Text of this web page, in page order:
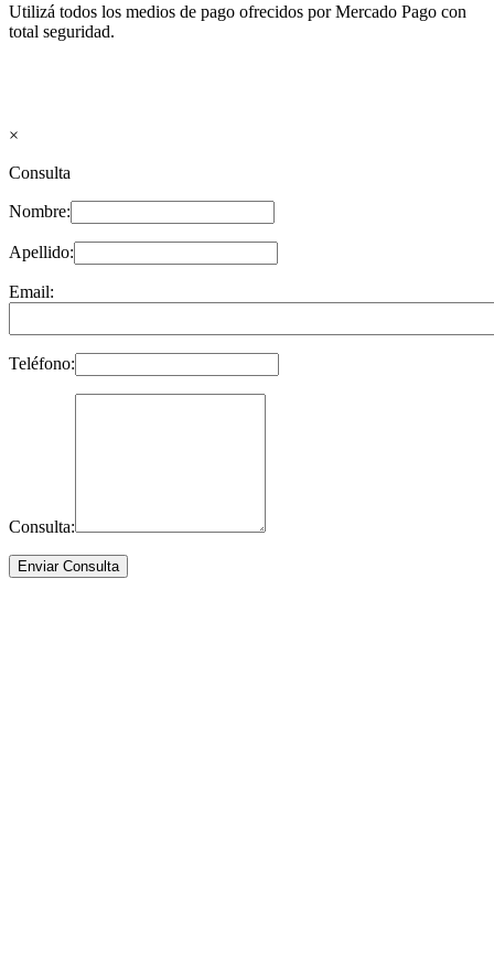
Utilizá todos los medios de pago ofrecidos por Mercado Pago con
total seguridad.
×
Consulta
Nombre:
Apellido:
Email:
Teléfono:
Consulta: